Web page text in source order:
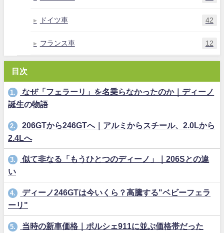
ドイツ車 42
フランス車 12
目次
1.
なぜ「フェラーリ」を名乗らなかったのか｜ディーノ
誕生の物語
2.
206GTから246GTへ｜アルミからスチール、2.0Lから
2.4Lへ
3.
似て非なる「もうひとつのディーノ」｜206Sとの違
い
4.
ディーノ246GTは今いくら？高騰する"ベビーフェラ
ーリ"
5. 当時の新車価格｜ポルシェ911に並ぶ価格帯だった